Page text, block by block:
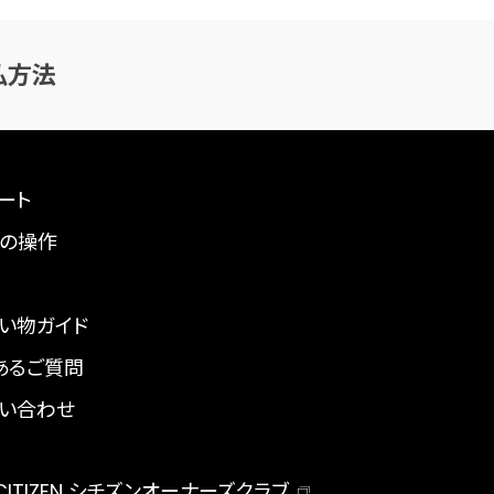
方法
ト
操作
物ガイド
るご質問
合わせ